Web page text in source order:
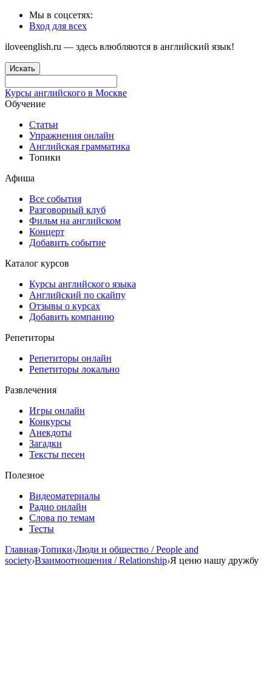
Мы в соцсетях:
Вход для всех
iloveenglish.ru — здесь влюбляются в английский язык!
Искать
Курсы английского в Москве
Обучение
Статьи
Упражнения онлайн
Английская грамматика
Топики
Афиша
Все события
Разговорный клуб
Фильм на английском
Концерт
Добавить событие
Каталог курсов
Курсы английского языка
Английский по скайпу
Отзывы о курсах
Добавить компанию
Репетиторы
Репетиторы онлайн
Репетиторы локально
Развлечения
Игры онлайн
Конкурсы
Анекдоты
Загадки
Тексты песен
Полезное
Видеоматериалы
Радио онлайн
Слова по темам
Тесты
Главная›Топики›Люди и общество / People and
society›Взаимоотношения / Relationship›Я ценю нашу дружбу